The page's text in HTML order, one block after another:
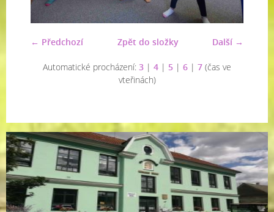
← Předchozí Další →
Zpět do složky
Automatické procházení: 3 | 4 | 5 | 6 | 7 (čas ve
vteřinách)